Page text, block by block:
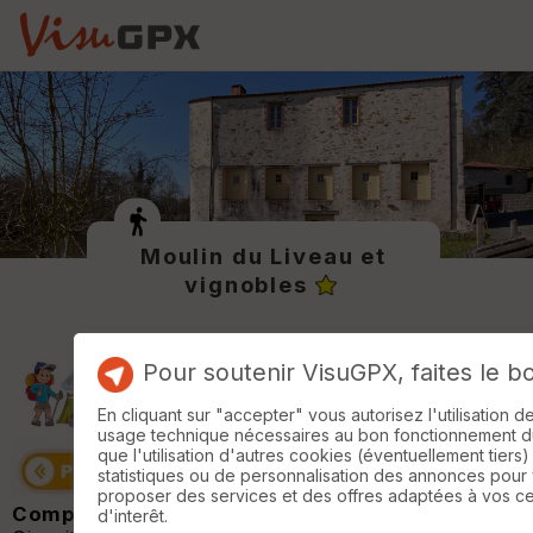
Moulin du Liveau et
vignobles
Compte-rendu :
Pour soutenir VisuGPX, faites le
En cliquant sur "accepter" vous autorisez l'utilisation
usage technique nécessaires au bon fonctionnement
que l'utilisation d'autres cookies (éventuellement
statistiques ou de personnalisation des annonces pour
proposer des services et des offres adaptées à vos
d'interêt.